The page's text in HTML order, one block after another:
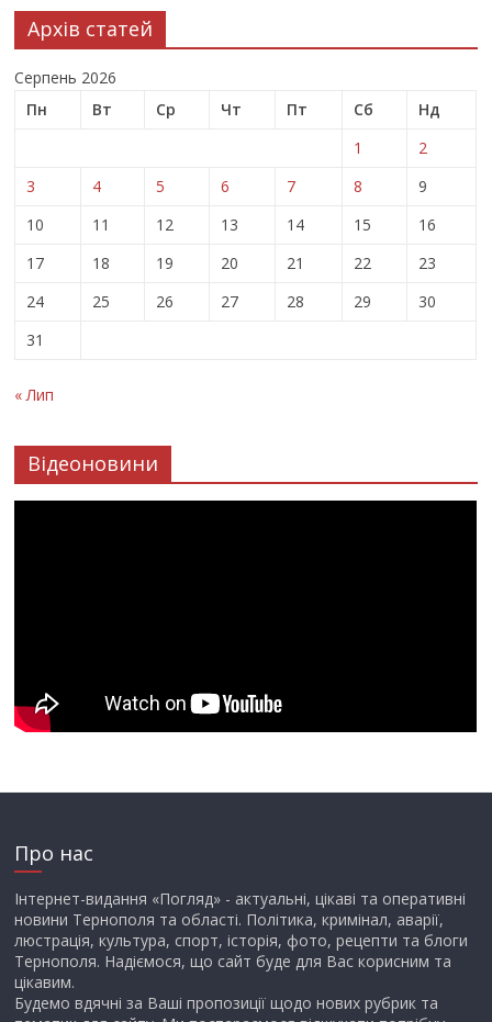
Архів статей
Серпень 2026
Пн
Вт Ср Чт Пт Сб
Нд
1
2
3
4 5 6 7 8
9
10
11 12 13 14 15
16
17
18 19 20 21 22
23
24
25 26 27 28 29
30
31
« Лип
Відеоновини
Про нас
Інтернет-видання «Погляд» - актуальні, цікаві та оперативні
новини Тернополя та області. Політика, кримінал, аварії,
люстрація, культура, спорт, історія, фото, рецепти та блоги
Тернополя. Надіємося, що сайт буде для Вас корисним та
цікавим.
Будемо вдячні за Ваші пропозиції щодо нових рубрик та